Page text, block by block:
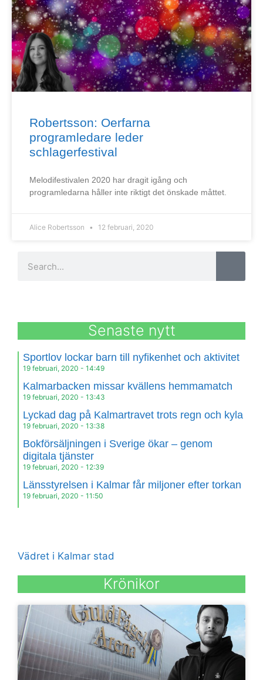
Robertsson: Oerfarna
programledare leder
schlagerfestival
Melodifestivalen 2020 har dragit igång och
programledarna håller inte riktigt det önskade måttet.
Alice Robertsson 12 februari, 2020
Senaste nytt
Sportlov lockar barn till nyfikenhet och aktivitet
19 februari, 2020 14:49
Kalmarbacken missar kvällens hemmamatch
19 februari, 2020 13:43
Lyckad dag på Kalmartravet trots regn och kyla
19 februari, 2020 13:38
Bokförsäljningen i Sverige ökar – genom
digitala tjänster
19 februari, 2020 12:39
Länsstyrelsen i Kalmar får miljoner efter torkan
19 februari, 2020 11:50
Vädret i Kalmar stad
Krönikor